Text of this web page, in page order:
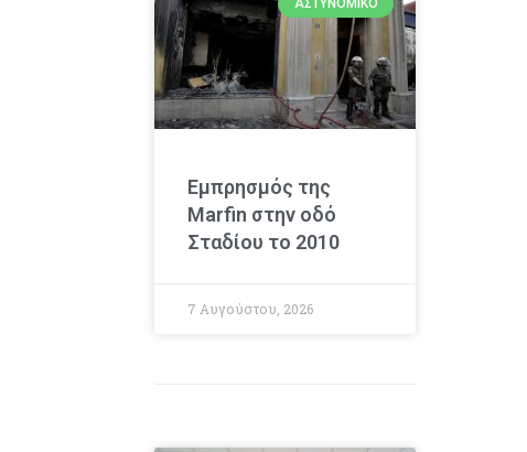
ΑΣΤΥΝΟΜΙΚΌ
Εμπρησμός της
Marfin στην οδό
Σταδίου το 2010
7 Αυγούστου, 2026